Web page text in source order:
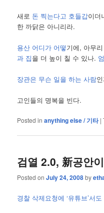
새로 돈 찍는다고 호들갑이더
한 까닭은 아니리라.
용산 어디가 어떻기에, 아무리
과 집을 더 높이 칠 수 있나.
장관은 무슨 일을 하는 사람
고인들의 명복을 빈다.
Posted in anything else / 기타 |
검열 2.0, 新공안
Posted onJuly 24, 2008by
경찰 삭제요청에 ‘유튜브’서